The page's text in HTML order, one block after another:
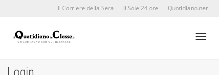
Il Corriere della Sera Il Sole 24 ore Quotidiano.net
Login